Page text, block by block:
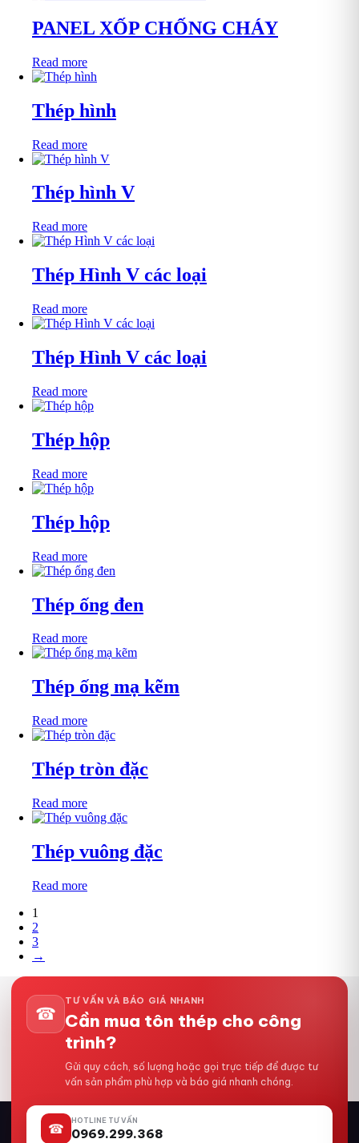
PANEL XỐP CHỐNG CHÁY
Read more
Thép hình
Read more
Thép hình V
Read more
Thép Hình V các loại
Read more
Thép Hình V các loại
Read more
Thép hộp
Read more
Thép hộp
Read more
Thép ống đen
Read more
Thép ống mạ kẽm
Read more
Thép tròn đặc
Read more
Thép vuông đặc
Read more
1
2
3
→
☎
TƯ VẤN VÀ BÁO GIÁ NHANH
Cần mua tôn thép cho công
trình?
Gửi quy cách, số lượng hoặc gọi trực tiếp để được tư
vấn sản phẩm phù hợp và báo giá nhanh chóng.
☎
HOTLINE TƯ VẤN
0969.299.368